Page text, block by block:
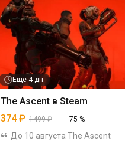
Ещё 4 дн.
The Ascent в Steam
374₽ 1499₽ 75 %
До 10 августа The Ascent